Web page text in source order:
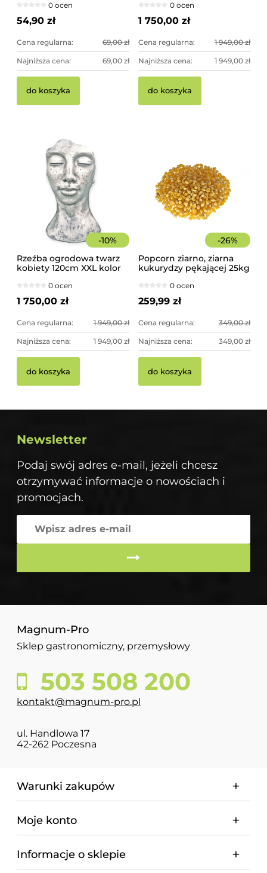
0 ocen
54,90 zł
Cena regularna: 69,00 zł
Najniższa cena: 69,00 zł
do koszyka
dekoracja ogrodowa
0 ocen
1 750,00 zł
Cena regularna: 1 949,00 zł
Najniższa cena: 1 949,00 zł
do koszyka
-10%
Rzeźba ogrodowa twarz
kobiety 120cm XXL kolor
imponująca dekoracja
ogrodowa
0 ocen
1 750,00 zł
Cena regularna: 1 949,00 zł
Najniższa cena: 1 949,00 zł
do koszyka
-26%
Popcorn ziarno, ziarna
kukurydzy pękającej 25kg
0 ocen
259,99 zł
Cena regularna: 349,00 zł
Najniższa cena: 349,00 zł
do koszyka
Newsletter
Podaj swój adres e-mail, jeżeli chcesz
otrzymywać informacje o nowościach i
promocjach.
Magnum-Pro
Sklep gastronomiczny, przemysłowy
503 508 200
kontakt@magnum-pro.pl
ul. Handlowa 17
42-262 Poczesna
Warunki zakupów
Moje konto
Informacje o sklepie